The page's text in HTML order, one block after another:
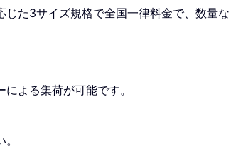
た3サイズ規格で全国一律料金で、数量
よる集荷が可能です。